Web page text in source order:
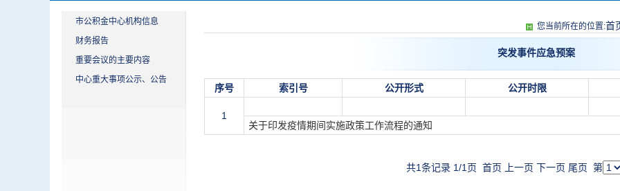
市公积金中心机构信息
财务报告
重要会议的主要内容
中心重大事项公示、公告
您当前所在的位置:首
突发事件应急预案
序号 索引号 公开形式 公开时限
1
关于印发疫情期间实施政策工作流程的通知
共1条记录 1/1页 首页 上一页 下一页 尾页 第